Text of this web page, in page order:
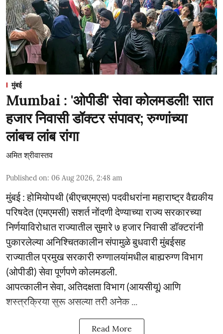
मुंबई
Mumbai : 'ओपीडी' सेवा कोलमडली! सात
हजार निवासी डॉक्टर संपावर; रुग्णांच्या
लांबच लांब रांगा
अमित श्रीवास्तव
Published on: 06 Aug 2026, 2:48 am
मुंबई : होमियोपथी (बीएचएमएस) पदवीधरांना महाराष्ट्र वैद्यकीय
परिषदेत (एमएमसी) सशर्त नोंदणी देण्याच्या राज्य सरकारच्या
निर्णयाविरोधात राज्यातील सुमारे ७ हजार निवासी डॉक्टरांनी
पुकारलेल्या अनिश्चितकालीन संपामुळे बुधवारी मुंबईसह
राज्यातील प्रमुख सरकारी रुग्णालयांमधील बाह्यरुग्ण विभाग
(ओपीडी) सेवा पूर्णपणे कोलमडली.
आपत्कालीन सेवा, अतिदक्षता विभाग (आयसीयू) आणि
शस्त्रक्रिया सुरू असल्या तरी अनेक ...
Read More